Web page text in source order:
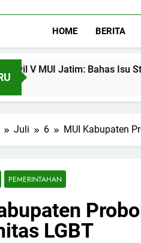
HOME BERITA
Jatim: Bahas Isu Strategis
Juli 6 MUI Kabupaten
PEMERINTAHAN
LGBT